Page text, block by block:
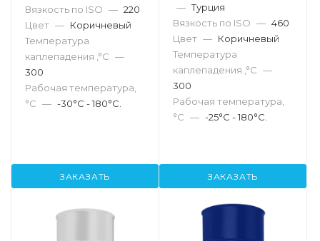
Вязкость по ISO — 220
Цвет — Коричневый
Температура
каплепадения ,°C —
300
Рабочая температура,
°С — -30°C - 180°C.
ЗАКАЗАТЬ
— Турция
Вязкость по ISO — 460
Цвет — Коричневый
Температура
каплепадения ,°C —
300
Рабочая температура,
°С — -25°C - 180°C.
ЗАКАЗАТЬ